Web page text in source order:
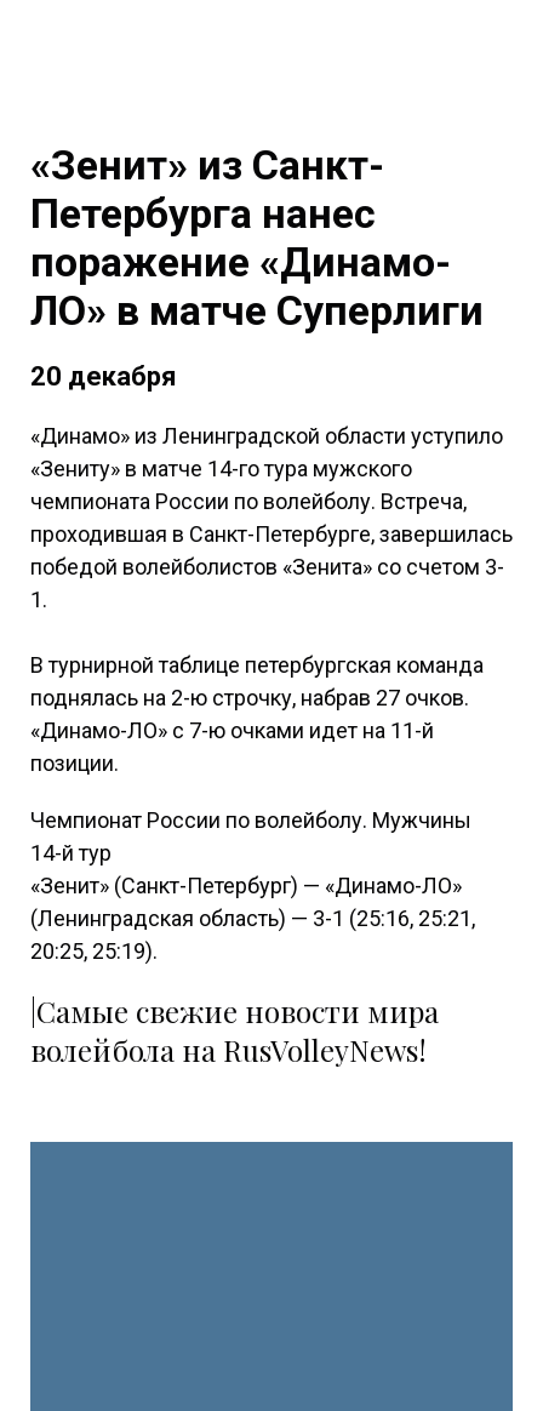
«Зенит» из Санкт-
Петербурга нанес
поражение «Динамо-
ЛО» в матче Суперлиги
20 декабря
«Динамо» из Ленинградской области уступило
«Зениту» в матче 14-го тура мужского
чемпионата России по волейболу. Встреча,
проходившая в Санкт-Петербурге, завершилась
победой волейболистов «Зенита» со счетом 3-
1.
В турнирной таблице петербургская команда
поднялась на 2-ю строчку, набрав 27 очков.
«Динамо-ЛО» с 7-ю очками идет на 11-й
позиции.
Чемпионат России по волейболу. Мужчины
14-й тур
«Зенит» (Санкт-Петербург) — «Динамо-ЛО»
(Ленинградская область) — 3-1 (25:16, 25:21,
20:25, 25:19).
|Самые свежие новости мира
волейбола на RusVolleyNews!